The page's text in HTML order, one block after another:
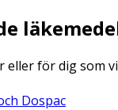
eller för dig som
Dospac